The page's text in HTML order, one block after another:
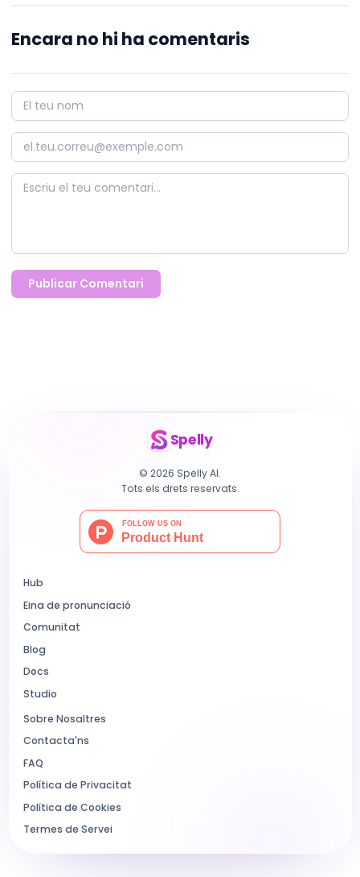
Encara no hi ha comentaris
Publicar Comentari
Spelly
© 2026 Spelly AI.
Tots els drets reservats.
Hub
Eina de pronunciació
Comunitat
Blog
Docs
Studio
Sobre Nosaltres
Contacta'ns
FAQ
Política de Privacitat
Política de Cookies
Termes de Servei